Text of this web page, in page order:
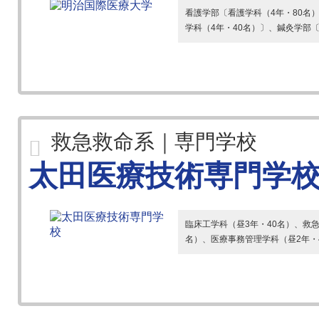
看護学部〔看護学科（4年・80名
学科（4年・40名）〕、鍼灸学部
救急救命系｜専門学校
太田医療技術専門学
臨床工学科（昼3年・40名）、救
名）、医療事務管理学科（昼2年